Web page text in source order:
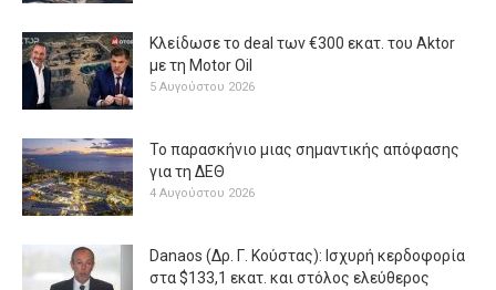
Κλείδωσε το deal των €300 εκατ. του Aktor
με τη Μotor Oil
5 Αυγούστου 2026
Το παρασκήνιο μιας σημαντικής απόφασης
για τη ΔΕΘ
4 Αυγούστου 2026
Danaos (Δρ. Γ. Κούστας): Ισχυρή κερδοφορία
στα $133,1 εκατ. και στόλος ελεύθερος